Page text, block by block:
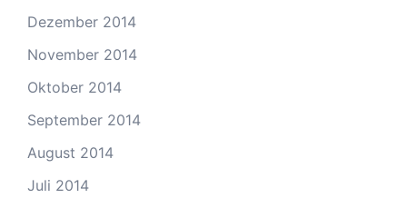
Dezember 2014
November 2014
Oktober 2014
September 2014
August 2014
Juli 2014